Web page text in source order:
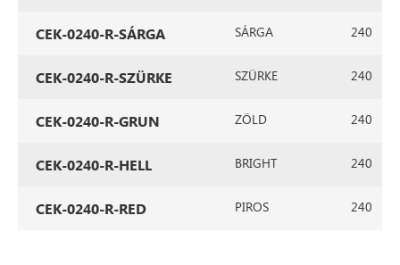
CEK-0240-R-SÁRGA SÁRGA 240
CEK-0240-R-SZÜRKE SZÜRKE 240
CEK-0240-R-GRUN ZÖLD 240
CEK-0240-R-HELL BRIGHT 240
CEK-0240-R-RED PIROS 240